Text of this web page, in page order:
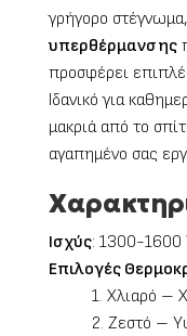
γρήγορο
υπερθέρμανσης
προσφέρει
Ιδανικό για
μακριά από το
αγαπημένο σας
Ισχύς: 1300-1600
Επιλογές
1. Χλιαρό –
2. Ζεστό –